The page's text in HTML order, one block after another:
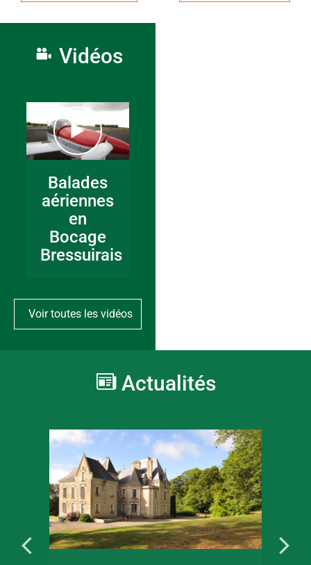
Vidéos
Balades
aériennes
en
Bocage
Bressuirais
Voir toutes les vidéos
Actualités